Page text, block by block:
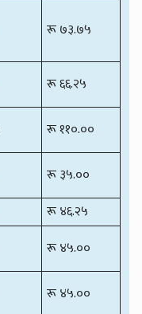
रू ७३.७५
रू ६६.२५
रू ११०.००
रू ३५.००
रू ४६.२५
रू ४५.००
रू ४५.००